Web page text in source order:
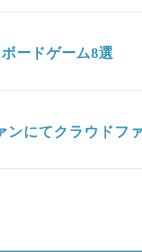
ードゲーム8選
ンにてクラウドフ